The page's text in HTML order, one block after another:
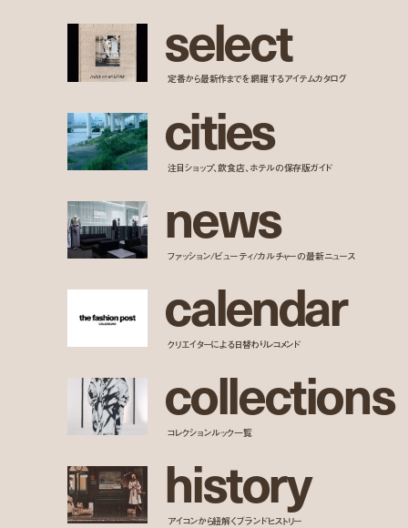
select
定番から最新作までを網羅するアイテムカタログ
cities
注目ショップ、飲食店、ホテルの保存版ガイド
news
ファッション/ビューティ/カルチャーの最新ニュース
calendar
クリエイターによる日替わりレコメンド
collections
コレクションルック一覧
history
アイコンから紐解くブランドヒストリー